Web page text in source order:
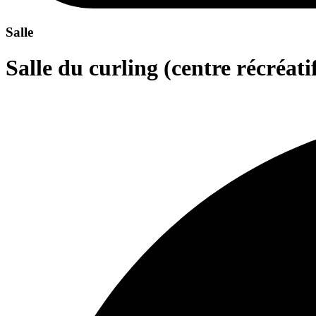
Salle
Salle du curling (centre